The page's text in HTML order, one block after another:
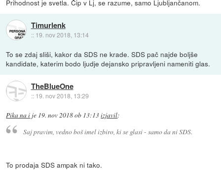
Prihodnost je svetla. Čip v Lj, se razume, samo Ljubljančanom.
Timurlenk
:: 19. nov 2018, 13:14
To se zdaj sliši, kakor da SDS ne krade. SDS pač najde boljše
kandidate, katerim bodo ljudje dejansko pripravljeni nameniti glas.
TheBlueOne
:: 19. nov 2018, 13:29
Pika na i je 19. nov 2018 ob 13:13izjavil:
Saj pravim, vedno boš imel izbiro, ki se glasi - samo da ni SDS.
To prodaja SDS ampak ni tako.